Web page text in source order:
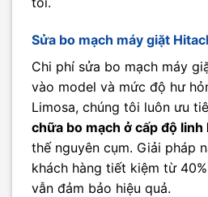
Sửa bo mạch máy giặt
Chi phí sửa bo mạch máy
vào model và mức độ hư
Limosa, chúng tôi luôn ưu
chữa bo mạch ở cấp độ linh
thế nguyên cụm. Giải pháp
khách hàng tiết kiệm từ
vẫn đảm bảo hiệu quả.